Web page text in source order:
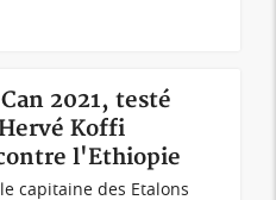
2021, testé
Koffi
l'Ethiopie
capitaine des Etalons